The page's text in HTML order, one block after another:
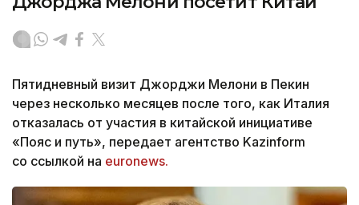
Пятидневный визит Джорджи Мелони в Пекин
через несколько месяцев после того, как Италия
отказалась от участия в китайской инициативе
«Пояс и путь», передает агентство Kazinform
со ссылкой на euronews.